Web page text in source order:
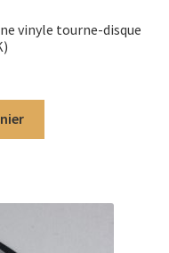
vinyle tourne-disque